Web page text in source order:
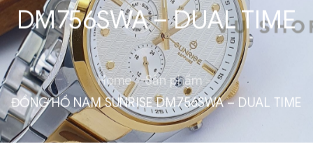
DM756SWA – DUAL TIME
Home
Sản phẩm
ĐỒNG HỒ NAM SUNRISE DM756SWA – DUAL TIME